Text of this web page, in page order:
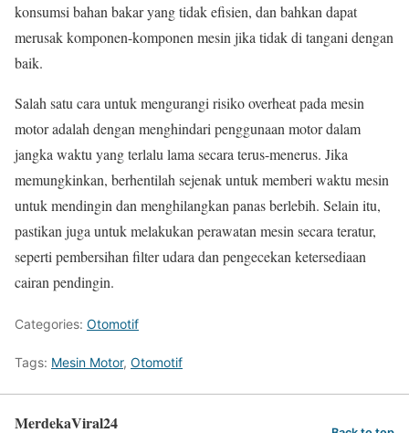
konsumsi bahan bakar yang tidak efisien, dan bahkan dapat
merusak komponen-komponen mesin jika tidak di tangani dengan
baik.
Salah satu cara untuk mengurangi risiko overheat pada mesin
motor adalah dengan menghindari penggunaan motor dalam
jangka waktu yang terlalu lama secara terus-menerus. Jika
memungkinkan, berhentilah sejenak untuk memberi waktu mesin
untuk mendingin dan menghilangkan panas berlebih. Selain itu,
pastikan juga untuk melakukan perawatan mesin secara teratur,
seperti pembersihan filter udara dan pengecekan ketersediaan
cairan pendingin.
Categories: Otomotif
Tags: Mesin Motor, Otomotif
MerdekaViral24